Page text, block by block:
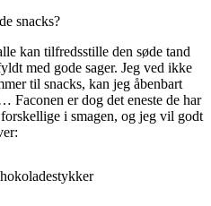
snacks?
kan tilfredsstille den søde tand
med gode sager. Jeg ved ikke
til snacks, kan jeg åbenbart
Faconen er dog det eneste de har
i smagen, og jeg vil godt